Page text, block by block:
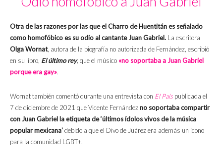
Otra de las razones por las que el Charro de Huentitán es señalado
como homofóbico es su odio al cantante Juan Gabriel. La escritora
Olga Wornat, autora de la biografía no autorizada de Fernández, escribió
en su libro, El último rey, que el músico «no soportaba a Juan Gabriel
porque era gay».
Wornat también comentó durante una entrevista con El País publicada el
7 de diciembre de 2021 que Vicente Fernándezno soportaba compartir
con Juan Gabriel la etiqueta de ‘últimos ídolos vivos de la música
popular mexicana’debido a que el Divo de Juárez era además un ícono
para la comunidad LGBT+.